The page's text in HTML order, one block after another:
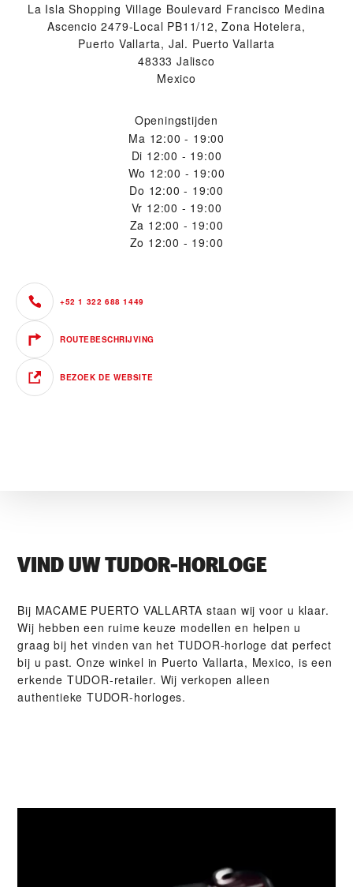
La Isla Shopping Village Boulevard Francisco Medina
Ascencio 2479-Local PB11/12, Zona Hotelera,
Puerto Vallarta, Jal. Puerto Vallarta
48333 Jalisco
Mexico
Openingstijden
Ma 12:00 - 19:00
Di 12:00 - 19:00
Wo 12:00 - 19:00
Do 12:00 - 19:00
Vr 12:00 - 19:00
Za 12:00 - 19:00
Zo 12:00 - 19:00
+52 1 322 688 1449
ROUTEBESCHRIJVING
BEZOEK DE WEBSITE
VIND UW TUDOR-HORLOGE
Bij ‭MACAME PUERTO VALLARTA‬ staan wij voor u klaar.
Wij hebben een ruime keuze modellen en helpen u
graag bij het vinden van het TUDOR-horloge dat perfect
bij u past. Onze winkel in Puerto Vallarta, Mexico, is een
erkende TUDOR-retailer. Wij verkopen alleen
authentieke TUDOR-horloges.